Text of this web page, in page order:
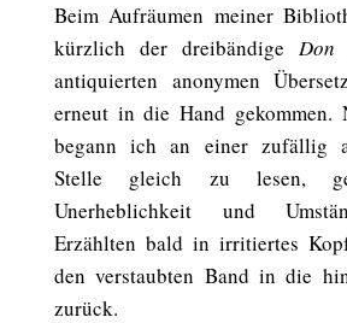
Beim Aufräumen meiner
kürzlich der dreibändige
antiquierten anonymen
erneut in die Hand gekommen.
begann ich an einer zufällig
Stelle gleich zu lesen,
Unerheblichkeit und
Erzählten bald in irritiertes
den verstaubten Band in die
zurück.